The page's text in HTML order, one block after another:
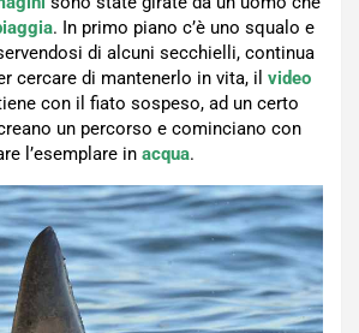
. In primo piano c’è uno squalo e
di alcuni secchielli, continua
cercare di mantenerlo in vita, il video
con il fiato sospeso, ad un certo
un percorso e cominciano con
l’esemplare in acqua.